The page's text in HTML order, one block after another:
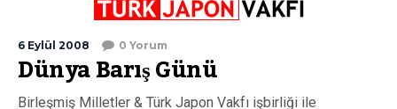
6 Eylül 2008 0 Yorum
Dünya Barış Günü
Birleşmiş Milletler & Türk Japon Vakfı işbirliği ile